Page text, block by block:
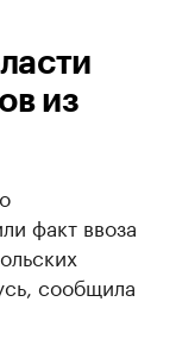
из
факт ввоза
сообщила